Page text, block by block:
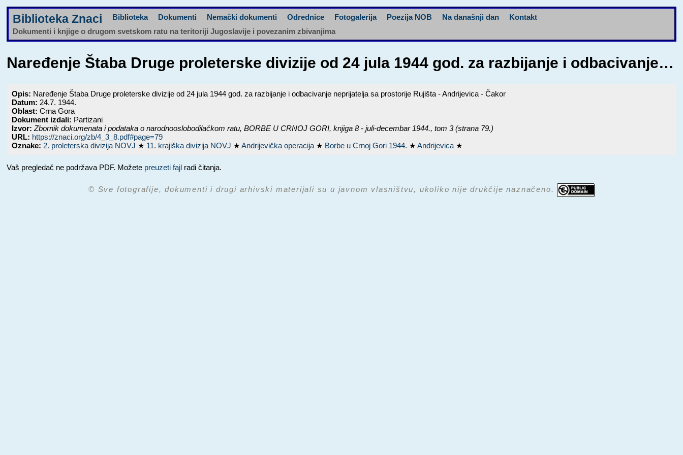
Biblioteka Znaci Biblioteka Dokumenti Nemački dokumenti Odrednice Fotogalerija Poezija NOB Na današnji dan
Kontakt
Dokumenti i knjige o drugom svetskom ratu na teritoriji Jugoslavije i povezanim zbivanjima
Naređenje Štaba Druge proleterske divizije od 24 jula 1944 god. za razbijanje i odbacivanje…
Opis: Naređenje Štaba Druge proleterske divizije od 24 jula 1944 god. za razbijanje i odbacivanje neprijatelja sa prostorije Rujišta - Andrijevica - Čakor
Datum: 24.7. 1944.
Oblast: Crna Gora
Dokument izdali: Partizani
Izvor: Zbornik dokumenata i podataka o narodnooslobodilačkom ratu,BORBE U CRNOJ GORI, knjiga 8 - juli-decembar 1944., tom 3 (strana 79.)
URL: https://znaci.org/zb/4_3_8.pdf#page=79
Oznake: 2. proleterska divizija NOVJ ★ 11. krajiška divizija NOVJ ★Andrijevička operacija ★ Borbe u Crnoj Gori 1944. ★Andrijevica ★
Vaš pregledač ne podržava PDF. Možete preuzeti fajl radi čitanja.
© Sve fotografije, dokumenti i drugi arhivski materijali su u javnom vlasništvu, ukoliko nije drukčije naznačeno.